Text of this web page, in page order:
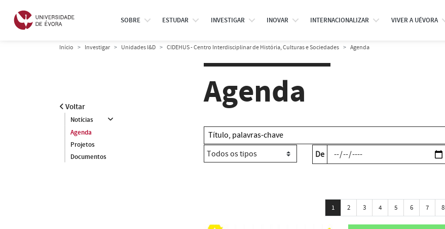
SOBRE ESTUDAR INVESTIGAR INOVAR INTERNACIONALIZAR VIVER A UÉVORA
Início Investigar Unidades I&D CIDEHUS - Centro Interdisciplinar de História, Culturas e Sociedades Agenda
Voltar
Notícias
Agenda
Projetos
Documentos
Agenda
De
1 2 3 4 5 6 7 8